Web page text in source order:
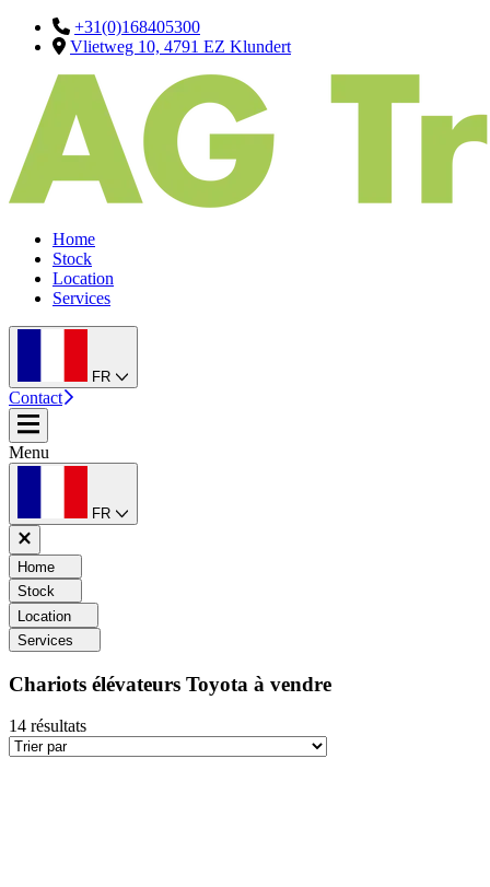
+31(0)168405300
Vlietweg 10, 4791 EZ Klundert
Home
Stock
Location
Services
FR
Contact
Menu
FR
Home
Stock
Location
Services
Chariots élévateurs Toyota à vendre
14 résultats